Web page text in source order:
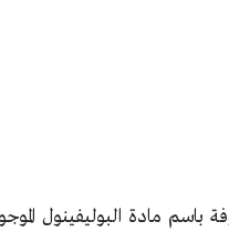
مادة البوليفينول